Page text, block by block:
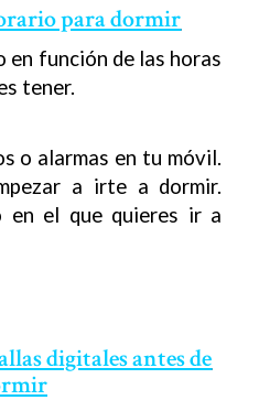
para dormir
en función de las horas
tener.
o alarmas en tu móvil.
a irte a dormir.
en el que quieres ir a
digitales antes de